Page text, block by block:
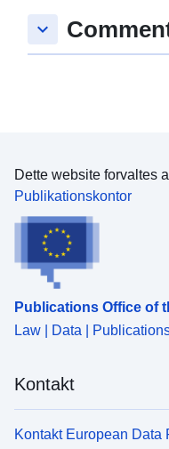
keyboard_arrow_down
Dette website forvaltes
Publikationskontor
Publications Office of
Law | Data |
Kontakt
Kontakt European Data